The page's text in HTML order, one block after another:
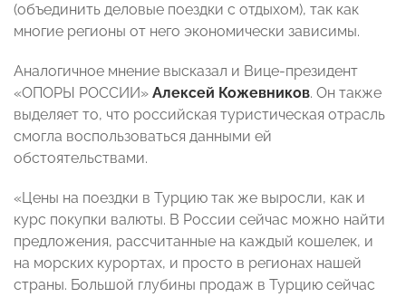
(объединить деловые поездки с отдыхом), так как
многие регионы от него экономически зависимы.
Аналогичное мнение высказал и Вице-президент
«ОПОРЫ РОССИИ» Алексей Кожевников. Он также
выделяет то, что российская туристическая отрасль
смогла воспользоваться данными ей
обстоятельствами.
«Цены на поездки в Турцию так же выросли, как и
курс покупки валюты. В России сейчас можно найти
предложения, рассчитанные на каждый кошелек, и
на морских курортах, и просто в регионах нашей
страны. Большой глубины продаж в Турцию сейчас